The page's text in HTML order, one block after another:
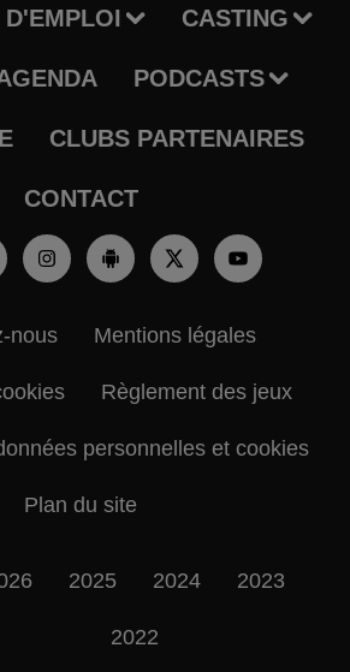
D'EMPLOI CASTING
PODCASTS
CLUBS PARTENAIRES
CONTACT
nous Mentions légales
Règlement des jeux
personnelles et cookies
Plan du site
2025 2024 2023
2022